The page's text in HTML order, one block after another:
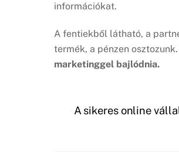
információkat.
A fentiekből látható, a
termék, a pénzen osztozunk.
marketinggel bajlódnia.
A sikeres online